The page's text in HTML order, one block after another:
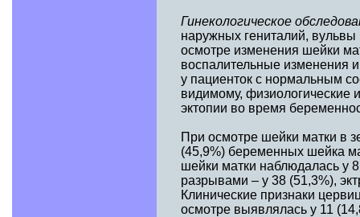
Гинекологическое
наружных гениталий,
осмотре изменения шейки
воспалительные изменения
у пациенток с нормальным
видимому, физиологические
эктопии во время
При осмотре шейки матки в
(45,9%) беременных шейка
шейки матки наблюдалась у
разрывами – у 38 (51,3%),
Клинические признаки
осмотре выявлялась у 11